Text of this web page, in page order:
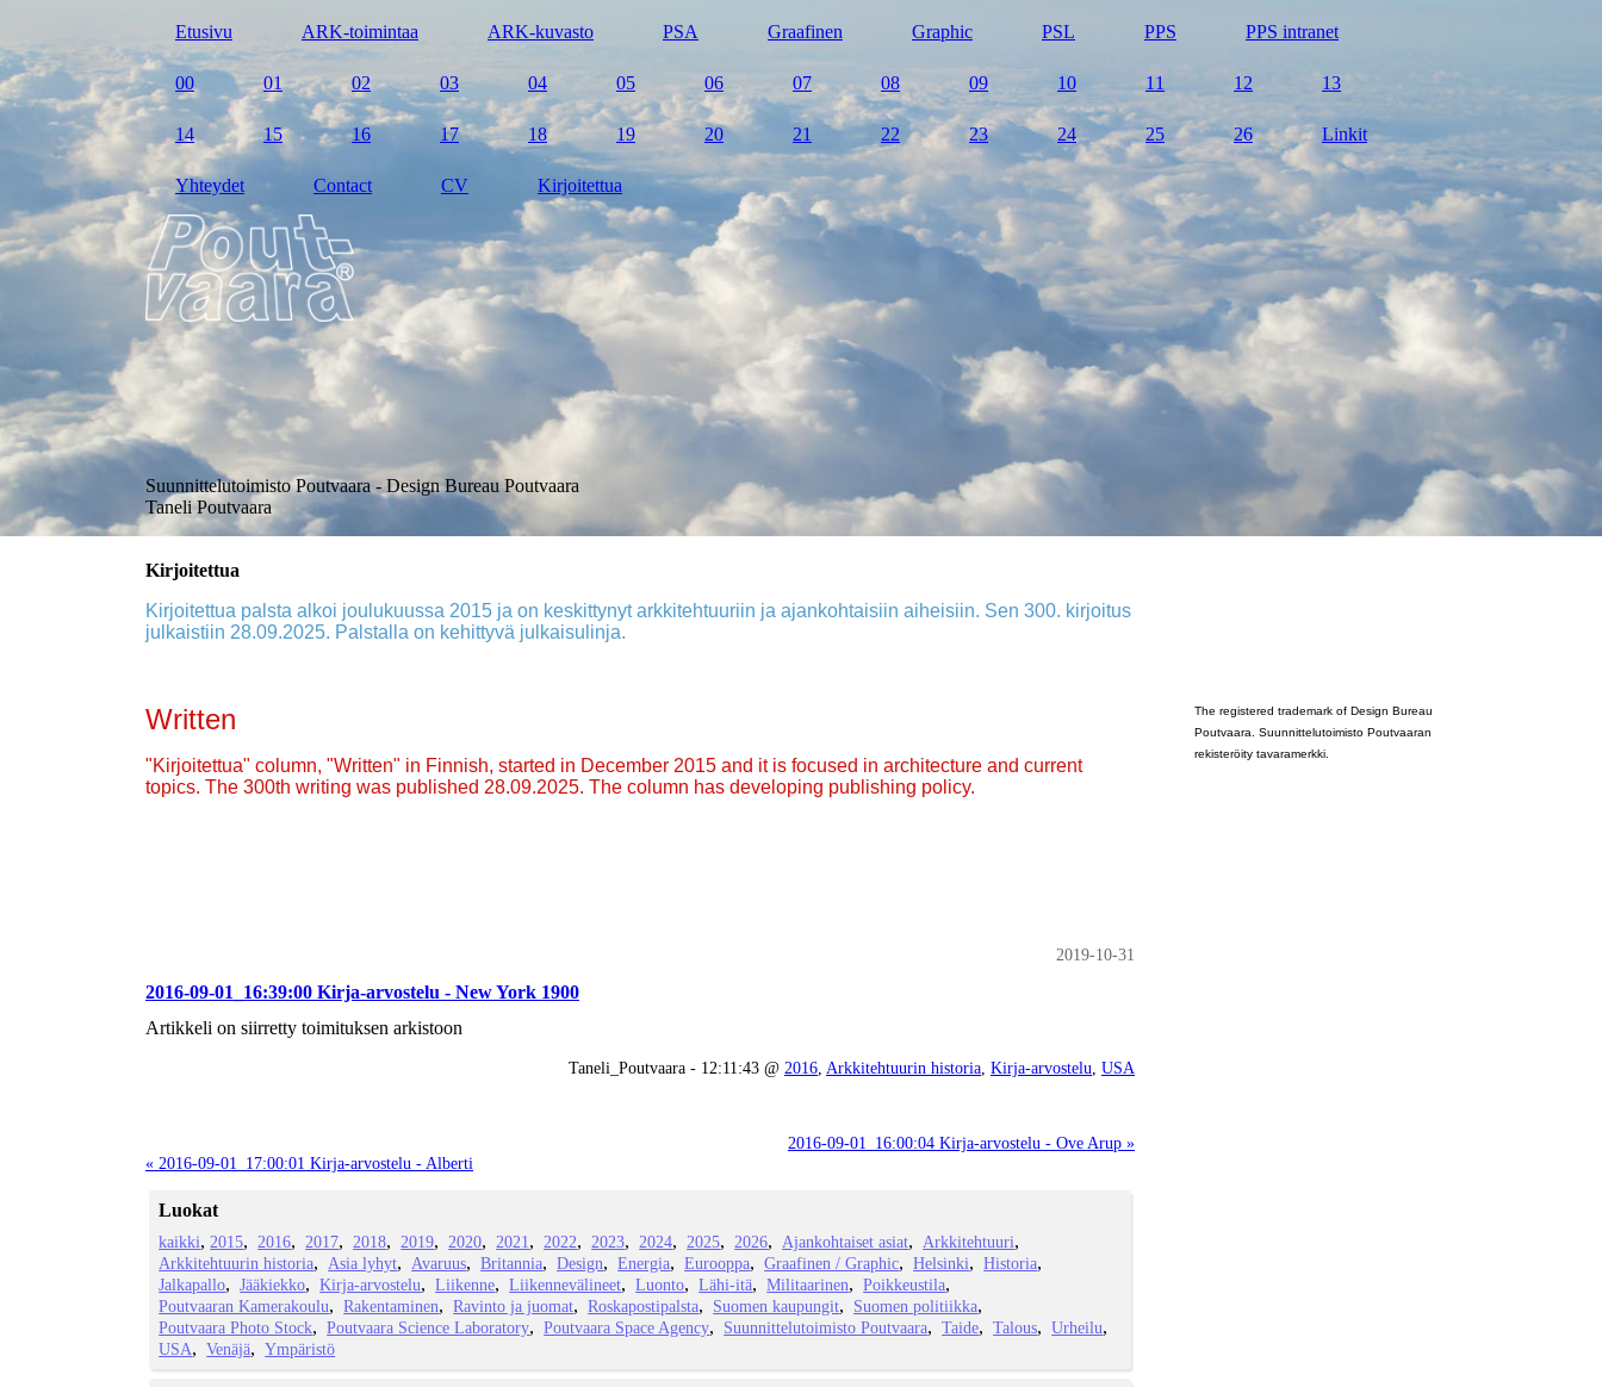
Etusivu ARK-toimintaa ARK-kuvasto PSA Graafinen Graphic PSL PPS PPS intranet
00 01 02 03 04 05 06 07 08 09 10 11 12 13
14 15 16 17 18 19 20 21 22 23 24 25 26 Linkit
Yhteydet Contact CV Kirjoitettua
Suunnittelutoimisto Poutvaara - Design Bureau Poutvaara
Taneli Poutvaara
Kirjoitettua
Kirjoitettua palsta alkoi joulukuussa 2015 ja on keskittynyt arkkitehtuuriin ja ajankohtaisiin aiheisiin. Sen 300. kirjoitus
julkaistiin 28.09.2025. Palstalla on kehittyvä julkaisulinja.
Written
"Kirjoitettua" column, "Written" in Finnish, started in December 2015 and it is focused in architecture and current
topics. The 300th writing was published 28.09.2025. The column has developing publishing policy.
2019-10-31
2016-09-01_16:39:00 Kirja-arvostelu - New York 1900
Artikkeli on siirretty toimituksen arkistoon
Taneli_Poutvaara - 12:11:43 @ 2016 Arkkitehtuurin historia Kirja-arvostelu USA
2016-09-01_16:00:04 Kirja-arvostelu - Ove Arup »
« 2016-09-01_17:00:01 Kirja-arvostelu - Alberti
Luokat
kaikki 2015 2016 2017 2018 2019 2020 2021 2022 2023 2024 2025 2026 Ajankohtaiset asiat
Arkkitehtuuri
Arkkitehtuurin historia
Asia lyhyt Avaruus Britannia Design Energia Eurooppa Graafinen / Graphic Helsinki
Historia
Jalkapallo
Jääkiekko Kirja-arvostelu Liikenne Liikennevälineet Luonto Lähi-itä Militaarinen
Poikkeustila
Poutvaaran Kamerakoulu
Rakentaminen Ravinto ja juomat Roskapostipalsta Suomen kaupungit
Suomen politiikka
Poutvaara Photo Stock
Poutvaara Science Laboratory Poutvaara Space Agency Suunnittelutoimisto Poutvaara Taide Talous
Urheilu
USA
Venäjä Ympäristö
The registered trademark of Design Bureau
Poutvaara. Suunnittelutoimisto Poutvaaran
rekisteröity tavaramerkki.